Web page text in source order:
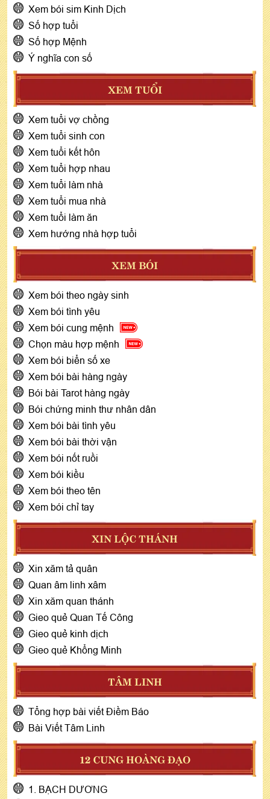
Xem bói sim Kinh Dịch
Số hợp tuổi
Số hợp Mệnh
Ý nghĩa con số
XEM TUỔI
Xem tuổi vợ chồng
Xem tuổi sinh con
Xem tuổi kết hôn
Xem tuổi hợp nhau
Xem tuổi làm nhà
Xem tuổi mua nhà
Xem tuổi làm ăn
Xem hướng nhà hợp tuổi
XEM BÓI
Xem bói theo ngày sinh
Xem bói tình yêu
Xem bói cung mệnh
Chọn màu hợp mệnh
Xem bói biển số xe
Xem bói bài hàng ngày
Bói bài Tarot hàng ngày
Bói chứng minh thư nhân dân
Xem bói bài tình yêu
Xem bói bài thời vận
Xem bói nốt ruồi
Xem bói kiều
Xem bói theo tên
Xem bói chỉ tay
XIN LỘC THÁNH
Xin xăm tả quân
Quan âm linh xâm
Xin xăm quan thánh
Gieo quẻ Quan Tế Công
Gieo quẻ kinh dịch
Gieo quẻ Khổng Minh
TÂM LINH
Tổng hợp bài viết Điềm Báo
Bài Viết Tâm Linh
12 CUNG HOÀNG ĐẠO
1. BẠCH DƯƠNG